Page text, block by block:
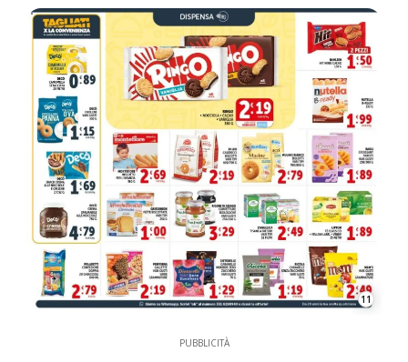
11
PUBBLICITÀ